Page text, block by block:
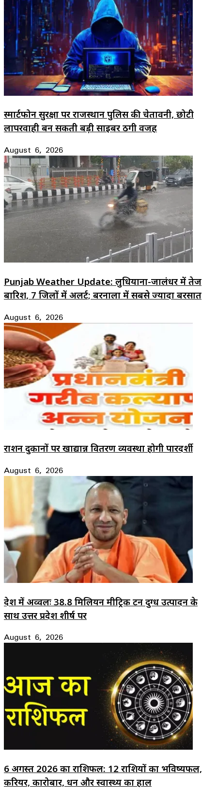
स्मार्टफोन सुरक्षा पर राजस्थान पुलिस की चेतावनी, छोटी
लापरवाही बन सकती बड़ी साइबर ठगी वजह
August 6, 2026
Punjab Weather Update: लुधियाना-जालंधर में तेज
बारिश, 7 जिलों में अलर्ट; बरनाला में सबसे ज्यादा बरसात
August 6, 2026
राशन दुकानों पर खाद्यान्न वितरण व्यवस्था होगी पारदर्शी
August 6, 2026
देश में अव्वलः 38.8 मिलियन मीट्रिक टन दुग्ध उत्पादन के
साथ उत्तर प्रदेश शीर्ष पर
August 6, 2026
6 अगस्त 2026 का राशिफल: 12 राशियों का भविष्यफल,
करियर, कारोबार, धन और स्वास्थ्य का हाल